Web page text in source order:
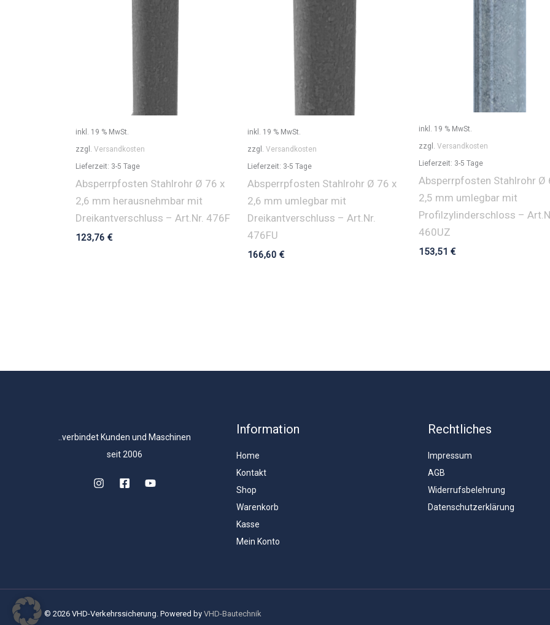
inkl. 19 % MwSt.
zzgl. Versandkosten
Lieferzeit: 3-5 Tage
Absperrpfosten Stahlrohr Ø 76 x
2,6 mm herausnehmbar mit
Dreikantverschluss – Art.Nr. 476F
123,76 €
inkl. 19 % MwSt.
zzgl. Versandkosten
Lieferzeit: 3-5 Tage
Absperrpfosten Stahlrohr Ø 76 x
2,6 mm umlegbar mit
Dreikantverschluss – Art.Nr.
476FU
166,60 €
inkl. 19 % MwSt.
zzgl. Versandkosten
Lieferzeit: 3-5 Tage
Absperrpfosten Stahlrohr Ø
2,5 mm umlegbar mit
Profilzylinderschloss –
460UZ
153,51 €
..verbindet Kunden und Maschinen
seit 2006
Information
Home
Kontakt
Shop
Warenkorb
Kasse
Mein Konto
Rechtliches
Impressum
AGB
Widerrufsbelehrung
Datenschutzerklärung
© 2026 VHD-Verkehrssicherung. Powered by VHD-Bautechnik